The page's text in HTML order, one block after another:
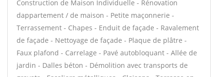
Construction de Maison Individuelle - Rénovation
dappartement / de maison - Petite maçonnerie -
Terrassement - Chapes - Enduit de façade - Ravalement
de façade - Nettoyage de façade - Plaque de plâtre -
Faux plafond - Carrelage - Pavé autobloquant - Allée de
jardin - Dalles béton - Démolition avec transports de